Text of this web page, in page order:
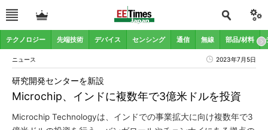
テクノロジー 先端技術 デバイス センシング 通信 無線 部品/材料
ニュース 2023年7月5日
Microchip、インドに複数年で3億米ドルを投資
研究開発センターを新設
Microchip Technologyは、インドでの事業拡大に向け複数年で3